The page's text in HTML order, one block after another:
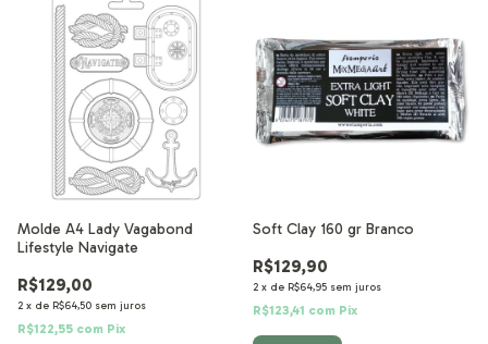
Molde A4 Lady Vagabond
Lifestyle Navigate
R$129,00
2 x de R$64,50 sem juros
R$122,55 com Pix
Soft Clay 160 gr Branco
R$129,90
2 x de R$64,95 sem juros
R$123,41 com Pix